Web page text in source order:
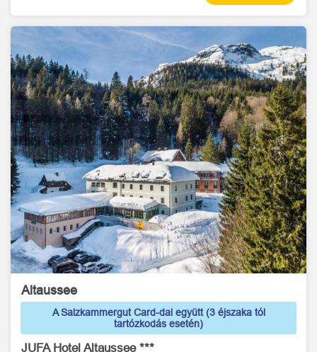
Altaussee
A Salzkammergut Card-dal együtt (3 éjszaka tól
tartózkodás esetén)
JUFA Hotel Altaussee ***